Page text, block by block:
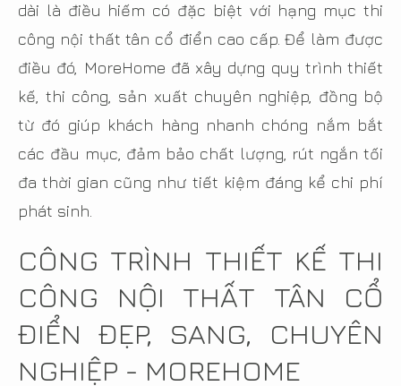
dài là điều hiếm có đặc biệt với hạng mục thi
công nội thất tân cổ điển cao cấp. Để làm được
điều đó, MoreHome đã xây dựng quy trình thiết
kế, thi công, sản xuất chuyên nghiệp, đồng bộ
từ đó giúp khách hàng nhanh chóng nắm bắt
các đầu mục, đảm bảo chất lượng, rút ngắn tối
đa thời gian cũng như tiết kiệm đáng kể chi phí
phát sinh.
CÔNG TRÌNH THIẾT KẾ THI
CÔNG NỘI THẤT TÂN CỔ
ĐIỂN ĐẸP, SANG, CHUYÊN
NGHIỆP - MOREHOME